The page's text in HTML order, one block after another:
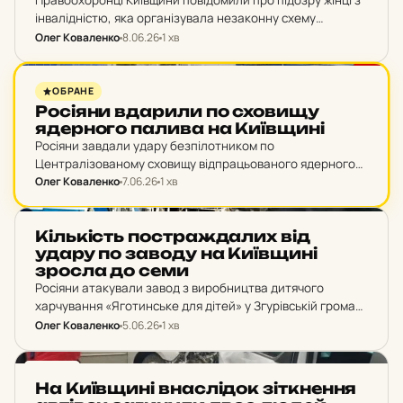
інвалідністю, яка організувала незаконну схему
фіктивних шлюбів для виїзду військовозобов'язаних за
Олег Коваленко8.06.261 хв
НОВИНИ
ОБРАНЕ
Ро­сі­я­ни вда­ри­ли по схо­ви­щу
ядер­но­го палива на Ки­їв­щи­ні
Росіяни завдали удару безпілотником по
Централізованому сховищу відпрацьованого ядерного
палива на Київщині у ніч на 7 червня. Будівлю приймання
Олег Коваленко7.06.261 хв
НОВИНИ
Кіль­кість пос­траж­да­лих від
удару по заводу на Ки­їв­щи­ні
зросла до семи
Росіяни атакували завод з виробництва дитячого
харчування «Яготинське для дітей» у Згурівській громаді
на Київщині ранком 5 червня. Кількість постраждалих
рятувальники продовжують розбирати…
Олег Коваленко5.06.261 хв
На Ки­їв­щи­ні внас­лі­док зіт­кнен­ня